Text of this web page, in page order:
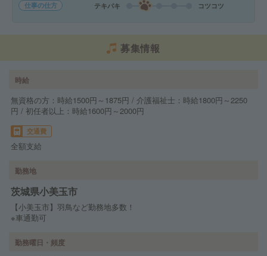
仕事の仕方 テキパキ コツコツ
募集情報
時給
無資格の方：時給1500円～1875円 / 介護福祉士：時給1800円～2250
円 / 初任者以上：時給1600円～2000円
交通費
全額支給
勤務地
茨城県小美玉市
【小美玉市】羽鳥など勤務地多数！
※車通勤可
勤務曜日・頻度